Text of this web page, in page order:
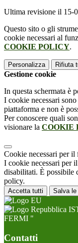
Ultima revisione il 15-
Questo sito o gli
cookie necessari al
COOKIE POLICY.
Personalizza Rifiuta
Gestione cookie
In questa schermata è
I cookie necessari
piattaforma e non è
Per conoscere quali
visionare la COOKIE
Cookie necessari per il
I cookie necessari per
disabilitati. È possibile
policy.
Accetta tutti Salva le
FERMI "
Contatti